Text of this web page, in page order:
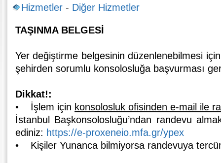
Hizmetler - Diğer Hizmetler
TAŞINMA BELGESİ
Yer değiştirme belgesinin düzenlenebilmesi
şehirden sorumlu konsolosluğa başvurması
Dikkat!:
• İşlem için konsolosluk ofisinden e-mail ile
İstanbul Başkonsolosluğu’ndan randevu
ediniz: https://e-proxeneio.mfa.gr/ypex
• Kişiler Yunanca bilmiyorsa randevuya